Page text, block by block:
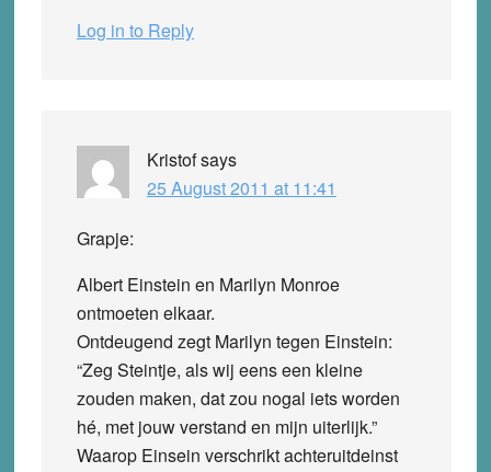
Log in to Reply
Kristofsays
25 August 2011 at 11:41
Grapje:
Albert Einstein en Marilyn Monroe
ontmoeten elkaar.
Ontdeugend zegt Marilyn tegen Einstein:
“Zeg Steintje, als wij eens een kleine
zouden maken, dat zou nogal iets worden
hé, met jouw verstand en mijn uiterlijk.”
Waarop Einsein verschrikt achteruitdeinst